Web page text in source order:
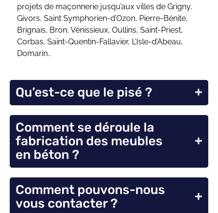
projets de maçonnerie jusqu’aux villes de Grigny,
Givors, Saint Symphorien-d’Ozon, Pierre-Bénite,
Brignais, Bron, Vénissieux, Oullins, Saint-Priest,
Corbas, Saint-Quentin-Fallavier, L’Isle-d’Abeau,
Domarin..
Qu’est-ce que le pisé ?
Comment se déroule la
fabrication des meubles
en béton ?
Comment pouvons-nous
vous contacter ?